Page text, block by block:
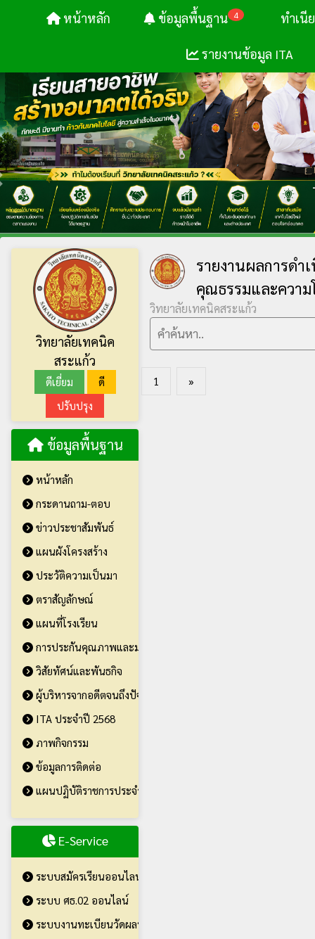
หน้าหลัก 4
ข้อมูลพื้นฐาน ทำเนี
รายงานข้อมูล ITA
-
วิทยาลัยเทคนิค
สระแก้ว
ดีเยี่ยม
ดี
ปรับปรุง
ข้อมูลพื้นฐาน
หน้าหลัก
กระดานถาม-ตอบ
ข่าวประชาสัมพันธ์
แผนผังโครงสร้าง
ประวัติความเป็นมา
ตราสัญลักษณ์
แผนที่โรงเรียน
การประกันคุณภาพและมาตรฐานการศึกษา
วิสัยทัศน์และพันธกิจ
ผู้บริหารจากอดีตจนถึงปัจจุบัน
ITA ประจำปี 2568
ภาพกิจกรรม
ข้อมูลการติดต่อ
แผนปฏิบัติราชการประจำปี 2569
E-Service
ระบบสมัครเรียนออนไลน์
ระบบ ศธ.02 ออนไลน์
ระบบงานทะเบียนวัดผลนักศึกษา ป.ตรี
รายงานผลการดำ
คุณธรรมและความ
วิทยาลัยเทคนิคสระแก้ว
1 »